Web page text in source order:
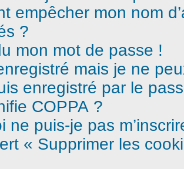
empêcher mon nom
?
mon mot de passe !
mais je ne
enregistré par le
COPPA ?
ne puis-je pas
« Supprimer les